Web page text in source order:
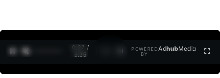
0:27 /
3:35
POWERED
BY
AdhubMedia